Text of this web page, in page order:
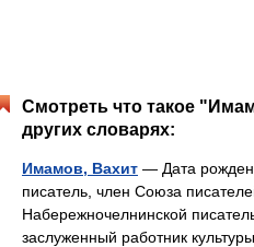
Смотреть что такое
других словарях:
Имамов, Вахит — Дата
писатель, член Союза
Набережночелнинской
заслуженный работник